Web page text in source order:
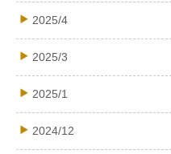
2025/4
2025/3
2025/1
2024/12